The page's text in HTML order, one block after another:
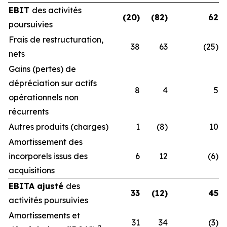
EBIT des activités
poursuivies
(20) (82) 62
Frais de restructuration,
nets
38 63 (25)
Gains (pertes) de
dépréciation sur actifs
opérationnels non
récurrents
8 4 5
Autres produits (charges) 1 (8)
10
Amortissement des
incorporels issus des
acquisitions
6 12 (6)
EBITA ajusté des
activités poursuivies
33 (12) 45
Amortissements et
31 34 (3)